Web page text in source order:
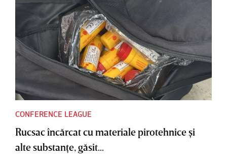
CONFERENCE LEAGUE
Rucsac încărcat cu materiale pirotehnice şi
alte substanţe, găsit...